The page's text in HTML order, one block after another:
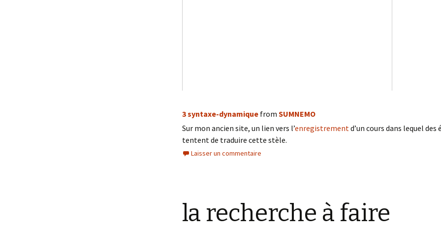
3 syntaxe-dynamique from SUMNEMO
Sur mon ancien site, un lien vers l’enregistrementd’un cours dans lequel des
tentent de traduire cette stèle.
Laisser un commentaire
la recherche à faire